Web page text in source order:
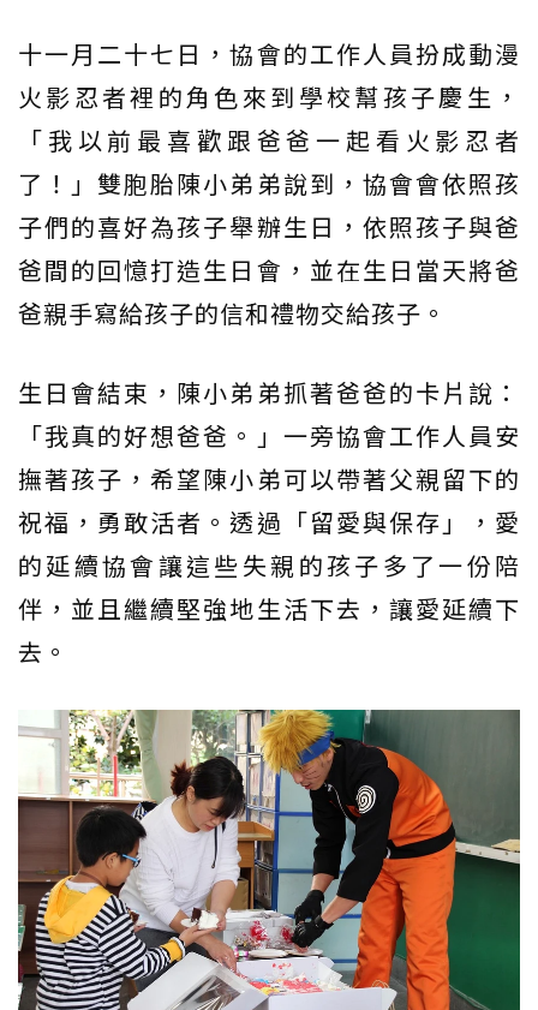
十一月二十七日，協會的工作人員扮成動漫
火影忍者裡的角色來到學校幫孩子慶生，
「我以前最喜歡跟爸爸一起看火影忍者
了！」雙胞胎陳小弟弟說到，協會會依照孩
子們的喜好為孩子舉辦生日，依照孩子與爸
爸間的回憶打造生日會，並在生日當天將爸
爸親手寫給孩子的信和禮物交給孩子。
生日會結束，陳小弟弟抓著爸爸的卡片說：
「我真的好想爸爸。」一旁協會工作人員安
撫著孩子，希望陳小弟可以帶著父親留下的
祝福，勇敢活者。透過「留愛與保存」，愛
的延續協會讓這些失親的孩子多了一份陪
伴，並且繼續堅強地生活下去，讓愛延續下
去。